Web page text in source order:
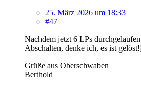
25. März 2026 um 18:33
#47
Nachdem jetzt 6 LPs
Abschalten, denke ich, es ist gelöst!
Grüße aus Oberschwaben
Berthold